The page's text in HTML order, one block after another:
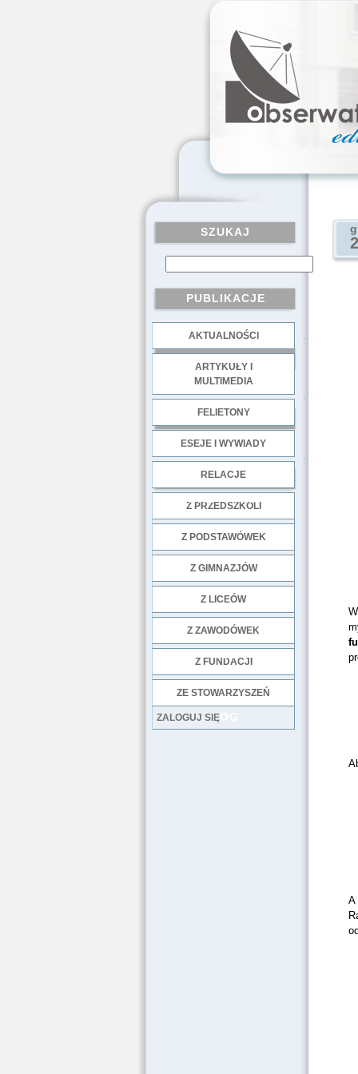
SZUKAJ
PUBLIKACJE
AKTUALNOŚCI
ARTYKUŁY I
MULTIMEDIA
FELIETONY
ESEJE I WYWIADY
RELACJE
Z PRZEDSZKOLI
Z PODSTAWÓWEK
Z GIMNAZJÓW
Z LICEÓW
Z ZAWODÓWEK
Z FUNDACJI
ZE STOWARZYSZEŃ
LOG
ZALOGUJ SIĘ
A